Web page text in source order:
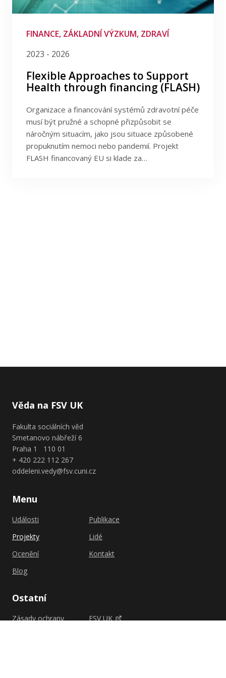
LidéFINANCE, ZÁKLADNÍ VÝZKUM, ZDRAVÍ
2023 - 2026
Flexible Approaches to Support
Health through financing (FLASH)
Organizace a financování systémů zdravotní péče
musí být pružné a schopné přizpůsobit se
náročným situacím, jako jsou situace způsobené
propuknutím nemoci nebo pandemií. Projekt
FLASH financovaný EU si klade za…
Filtrova podle programu
Věda na FSV UK
Fakulta sociálních věd
Smetanovo nábřeží 6
Praha 1 110 01
+ 420 222 112 267
oddeleni.vedy@fsv.cuni.cz
Menu
Události
Projekty
Ocenění
Blog
Publikace
Lidé
Kontakt
Ostatní
Zásady ochrany
FSV UK